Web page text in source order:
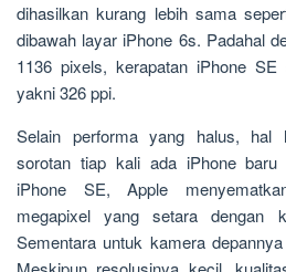
dihasilkan kurang lebih sama
dibawah layar iPhone 6s. Padahal
1136 pixels, kerapatan iPhone
yakni 326 ppi.
Selain performa yang halus, hal
sorotan tiap kali ada iPhone baru
iPhone SE, Apple
megapixel yang setara dengan
Sementara untuk kamera